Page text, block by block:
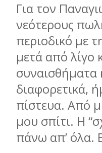
Για τον
νεότερους
περιοδικό µε
µετά από λίγο
διαφορετικά,
πίστευα. Από
µου σπίτι. Η
πάνω απ’ όλα.